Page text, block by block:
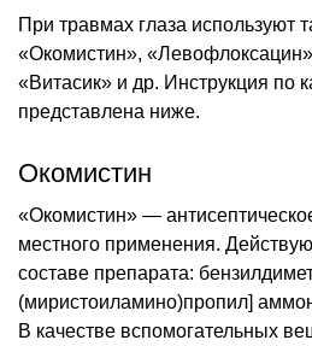
При травмах глаза используют
«Окомистин»,
«Витасик» и др. Инструкция по
представлена ниже.
Окомистин
«Окомистин» —
местного применения.
составе препарата:
(миристоиламино)пропил]
В качестве вспомогательных